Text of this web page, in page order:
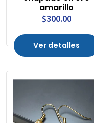
amarillo
$300.00
Ver detalles